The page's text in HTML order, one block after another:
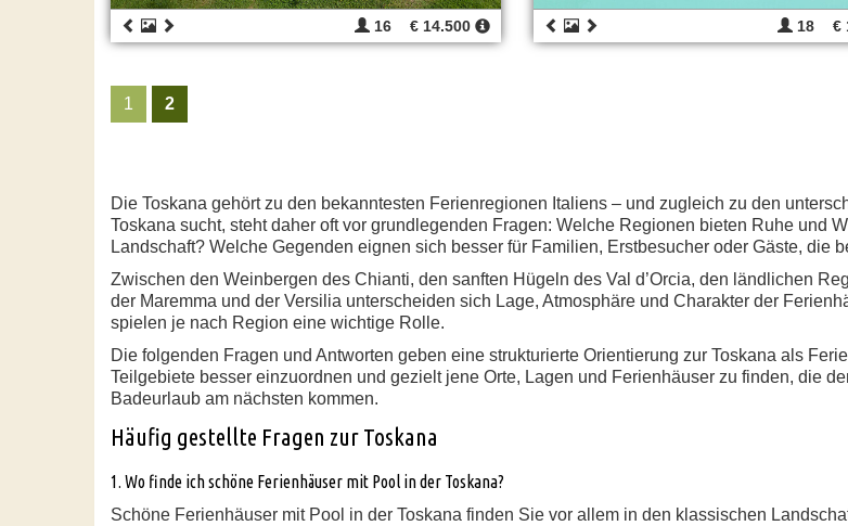
16 € 14.500 18 €
1 2
Die Toskana gehört zu den bekanntesten Ferienregionen Italiens – und zugleich zu den
Toskana sucht, steht daher oft vor grundlegenden Fragen: Welche Regionen bieten Ruhe und
Landschaft? Welche Gegenden eignen sich besser für Familien, Erstbesucher oder Gäste, die
Zwischen den Weinbergen des Chianti, den sanften Hügeln des Val d’Orcia, den ländlichen
der Maremma und der Versilia unterscheiden sich Lage, Atmosphäre und Charakter der
spielen je nach Region eine wichtige Rolle.
Die folgenden Fragen und Antworten geben eine strukturierte Orientierung zur Toskana als
Teilgebiete besser einzuordnen und gezielt jene Orte, Lagen und Ferienhäuser zu finden, die
Badeurlaub am nächsten kommen.
Häufig gestellte Fragen zur Toskana
1. Wo finde ich schöne Ferienhäuser mit Pool in der Toskana?
Schöne Ferienhäuser mit Pool in der Toskana finden Sie vor allem in den klassischen